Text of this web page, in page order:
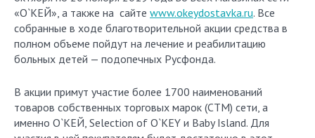
«О`КЕЙ», а также на сайте www.okeydostavka.ru. Все
собранные в ходе благотворительной акции средства в
полном объеме пойдут на лечение и реабилитацию
больных детей — подопечных Русфонда.
В акции примут участие более 1700 наименований
товаров собственных торговых марок (СТМ) сети, а
именно О`КЕЙ, Selection of O`KEY и Baby Island. Для